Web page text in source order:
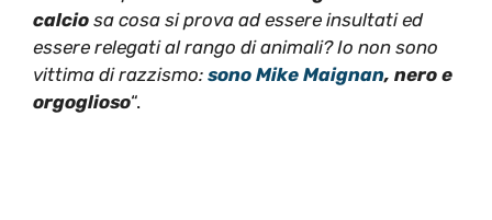
calcio sa cosa si prova ad essere insultati ed
essere relegati al rango di animali? Io non sono
vittima di razzismo: sono Mike Maignan, nero e
orgoglioso“.